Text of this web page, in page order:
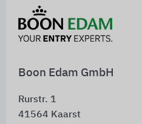
Boon Edam GmbH
Rurstr. 1
41564 Kaarst
Schnelleinstiege